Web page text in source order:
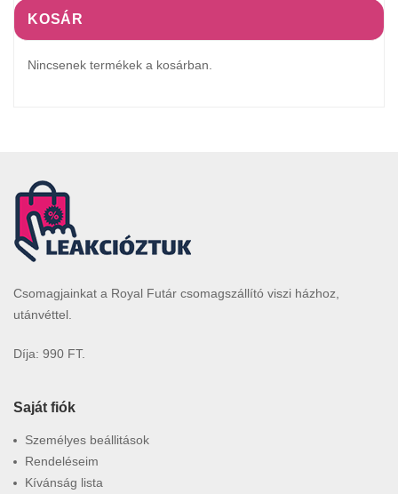
KOSÁR
Nincsenek termékek a kosárban.
Csomagjainkat a Royal Futár csomagszállító viszi házhoz,
utánvéttel.
Díja: 990 FT.
Saját fiók
Személyes beállitások
Rendeléseim
Kívánság lista